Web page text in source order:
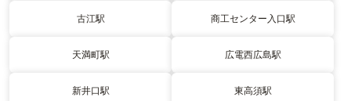
古江駅 商工センター入口駅
天満町駅 広電西広島駅
新井口駅 東高須駅